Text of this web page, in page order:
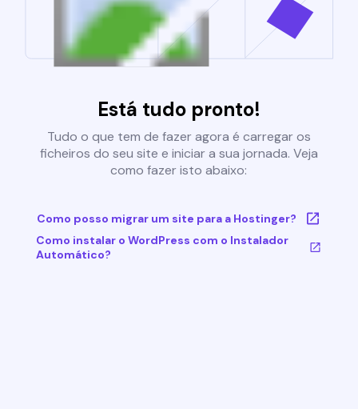
Está tudo pronto!
Tudo o que tem de fazer agora é carregar os
ficheiros do seu site e iniciar a sua jornada. Veja
como fazer isto abaixo:
Como posso migrar um site para a Hostinger?
Como instalar o WordPress com o Instalador
Automático?